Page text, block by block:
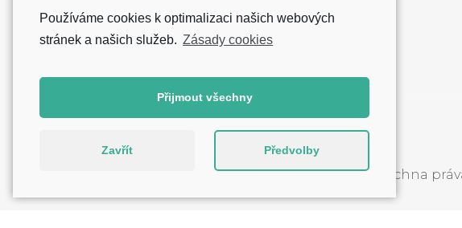
Všechna
Používáme cookies k optimalizaci našich webových
stránek a našich služeb. Zásady cookies
Přijmout všechny
Zavřít Předvolby